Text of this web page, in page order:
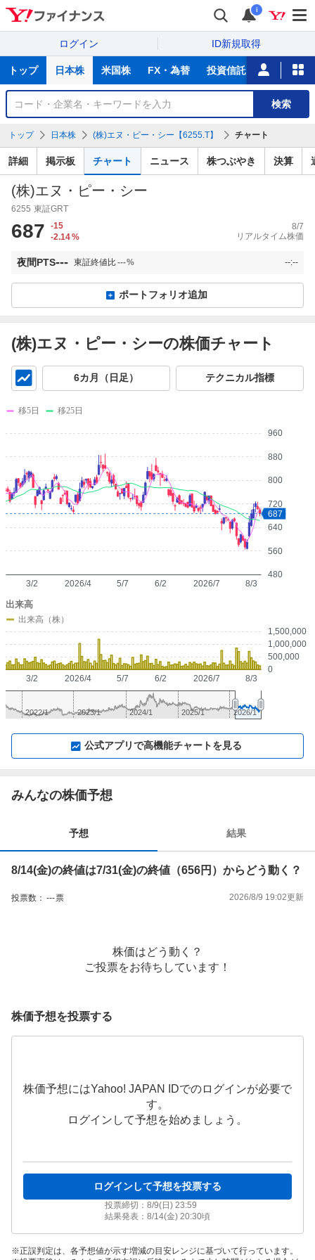
i
ログイン ID新規取得
サ
トップ 日本株 米国株 FX・為替 投資信託 ニュース
銘
検
索
検索
トップ 日本株 (株)エヌ・ピー・シー【6255.T】 チャート
詳細 掲示板 チャート ニュース 株つぶやき 決算
(株)エヌ・ピー・シー
6255 東証GRT
687
-15
-2.14%
8/7
リアルタイム株価
夜間PTS--- 東証終値比---% --:--
ポートフォリオ追加
(株)エヌ・ピー・シーの株価チャート
6カ月（日足） テクニカル指標
480
560
640
720
800
880
960
2026/4 2026/7
3/2 5/7 6/2 8/3
687
移5日 移25日
0
500,000
1,000,000
1,500,000
2026/4 2026/7
3/2 5/7 6/2 8/3
出来高
出来高（株）
2023/1 2025/1
2022/1 2024/1 2026/1
公式アプリで高機能チャートを見る
みんなの株価予想
予想 結果
8/14(金)の終値は7/31(金)の終値（656円）からどう動く？
投票数： ---票 2026/8/9 19:02更新
株価はどう動く？
ご投票をお待ちしています！
株価予想を投票する
株価予想にはYahoo! JAPAN IDでのログインが必要で
す。
ログインして予想を始めましょう。
ログインして予想を投票する
投票締切： 8/9(日) 23:59
結果発表： 8/14(金) 20:30頃
正誤判定は、各予想値が示す増減の目安レンジに基づいて行っています。